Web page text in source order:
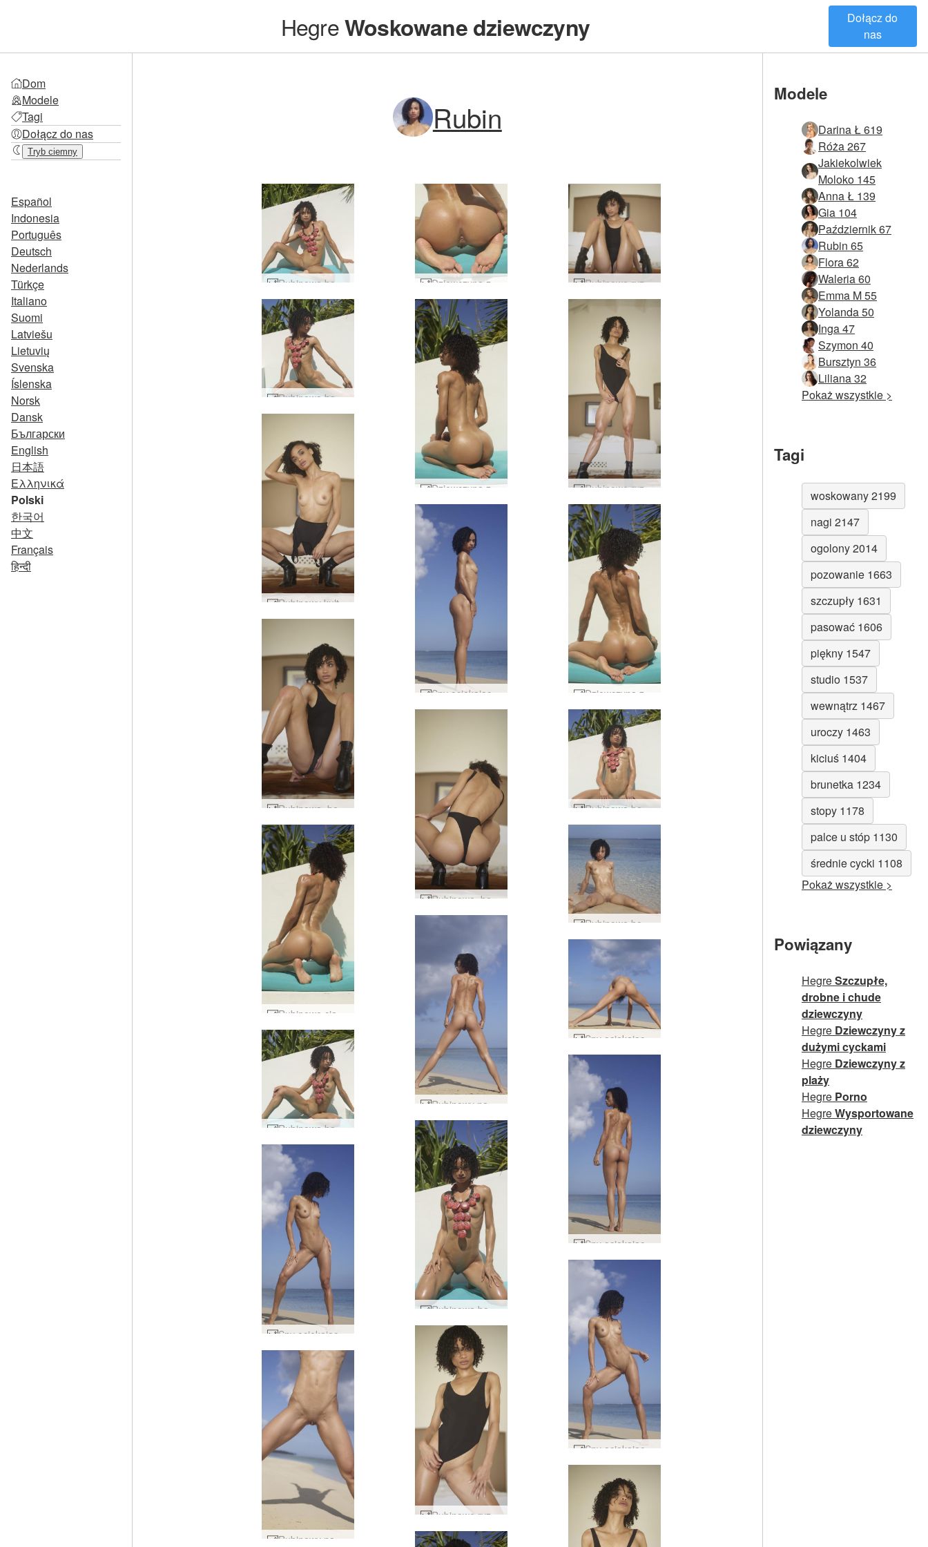
HegreWoskowane dziewczyny
Dołącz do
nas
Dom
Modele
Tagi
Dołącz do nas
Tryb ciemny
Español
Indonesia
Português
Deutsch
Nederlands
Türkçe
Italiano
Suomi
Latviešu
Lietuvių
Svenska
Íslenska
Norsk
Dansk
Български
English
日本語
Ελληνικά
Polski
한국어
中文
Français
हिन्दी
Rubin
Rubinowa bogini dominikańska #44 Dziewczyna z Rubinowej Wyspy #43 Rubinowe ryzyko #59
Rubinowa bogini dominikańska #30
Dziewczyna z Rubinowej Wyspy #32 Rubinowe ryzyko #45
Rubinowy kulturysta #47
Sny ociekające rubinem #25
Rubinowa, bezczelna, seksowna #37
Rubinowa, bezczelna, seksowna #14
Rubinowa bogini dominikańska #20
Rubinowe body plażowe #30
Sny ociekające rubinem #49
Rubinowa bogini dominikańska #36
Sny ociekające rubinem #30
Rubinowa bogini dominikańska #8
Sny ociekające rubinem #22
Sny ociekające rubinem #21
Rubinowe ryzyko #39
Modele
Darina Ł 619
Róża 267
Jakiekolwiek
Moloko 145
Anna Ł 139
Gia 104
Październik 67
Rubin 65
Flora 62
Waleria 60
Emma M 55
Yolanda 50
Inga 47
Szymon 40
Bursztyn 36
Liliana 32
Pokaż wszystkie >
Tagi
woskowany 2199
nagi 2147
ogolony 2014
pozowanie 1663
szczupły 1631
pasować 1606
piękny 1547
studio 1537
wewnątrz 1467
uroczy 1463
kiciuś 1404
brunetka 1234
stopy 1178
palce u stóp 1130
średnie cycki 1108
Pokaż wszystkie >
Powiązany
HegreSzczupłe,
drobne i chude
dziewczyny
Hegre Dziewczyny z
dużymi cyckami
Hegre Dziewczyny z
plaży
Hegre Porno
HegreWysportowane
dziewczyny